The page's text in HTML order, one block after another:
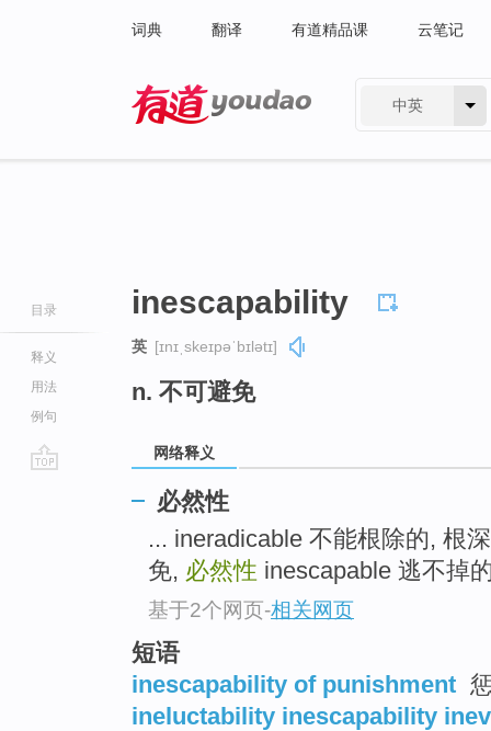
词典 翻译 有道精品课 云笔记
中英
目录
释义
用法
例句
inescapability
英 [ɪnɪˌskeɪpəˈbɪlətɪ]
n. 不可避免
网络释义
必然性
... ineradicable 不能根除的, 根
免, 必然性 inescapable 逃不掉
基于2个网页-相关网页
短语
inescapability of punishment
ineluctability inescapability